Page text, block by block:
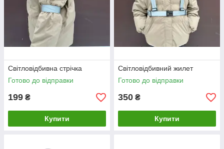
Світловідбивна стрічка
Готово до відправки
199 ₴
Купити
Світловідбивний жилет
Готово до відправки
350 ₴
Купити